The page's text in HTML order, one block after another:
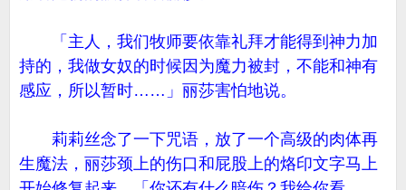
「主人，我们牧师要依靠礼拜才能得到神力加
持的，我做女奴的时候因为魔力被封，不能和神有
感应，所以暂时……」丽莎害怕地说。
莉莉丝念了一下咒语，放了一个高级的肉体再
生魔法，丽莎颈上的伤口和屁股上的烙印文字马上